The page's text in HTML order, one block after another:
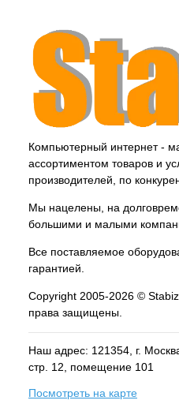
Компьютерный интернет -
ассортиментом товаров и
производителей, по
Мы нацелены, на
большими и малыми
Все поставляемое
гарантией.
Copyright 2005-2026 ©
права защищены.
Наш адрес: 121354, г.
стр. 12, помещение 101
Посмотреть на карте